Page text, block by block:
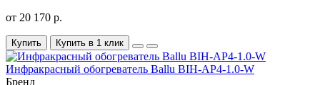
от 20 170 р.
Купить Купить в 1 клик
Инфракрасный обогреватель Ballu BIH-AP4-1.0-W
Бренд